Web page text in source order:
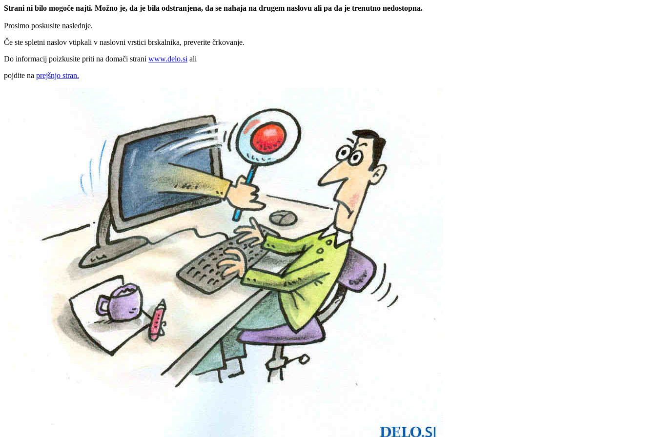
Strani ni bilo mogoče najti. Možno je, da je bila odstranjena, da se nahaja na drugem naslovu ali pa da je trenutno nedostopna.
Prosimo poskusite naslednje.
Če ste spletni naslov vtipkali v naslovni vrstici brskalnika, preverite črkovanje.
Do informacij poizkusite priti na domači strani www.delo.si ali
pojdite na prejšnjo stran.